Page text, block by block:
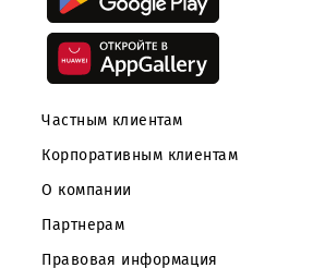
Скачайте приложение Mobiuz